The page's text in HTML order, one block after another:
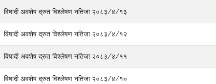
विषादी अवशेष द्रुत विश्लेषण नतिजा २०८३/४/१३
विषादी अवशेष द्रुत विश्लेषण नतिजा २०८३/४/१२
विषादी अवशेष द्रुत विश्लेषण नतिजा २०८३/४/११
विषादी अवशेष द्रुत विश्लेषण नतिजा २०८३/४/१०